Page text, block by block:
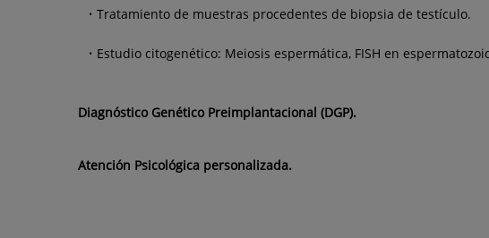
Tratamiento de muestras procedentes de biopsia de testículo.
Estudio citogenético: Meiosis espermática, FISH en
Diagnóstico Genético Preimplantacional (DGP).
Atención Psicológica personalizada.